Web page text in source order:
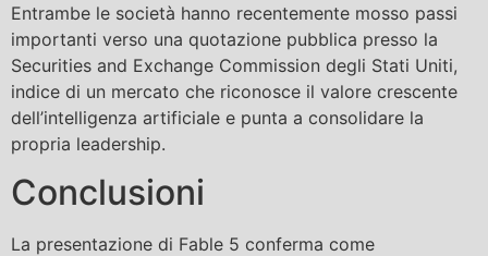
Entrambe le società hanno recentemente mosso passi
importanti verso una quotazione pubblica presso la
Securities and Exchange Commission degli Stati Uniti,
indice di un mercato che riconosce il valore crescente
dell’intelligenza artificiale e punta a consolidare la
propria leadership.
Conclusioni
La presentazione di Fable 5 conferma come